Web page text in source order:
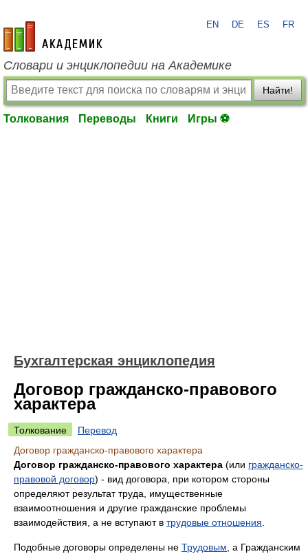
academic.ru
EN DE ES FR
Словари и энциклопедии на Академике
Найти!
Толкования Переводы Книги Игры ⚽
Бухгалтерская энциклопедия
Договор гражданско-правового
характера
Толкование
Перевод
Договор гражданско-правового характера
Договор гражданско-правового характера (или гражданско-
правовой договор) - вид договора, при котором стороны
определяют результат труда, имущественные
взаимоотношения и другие гражданские проблемы
взаимодействия, а не вступают в трудовые отношения
Подобные договоры определены не Трудовым , а Гражданским